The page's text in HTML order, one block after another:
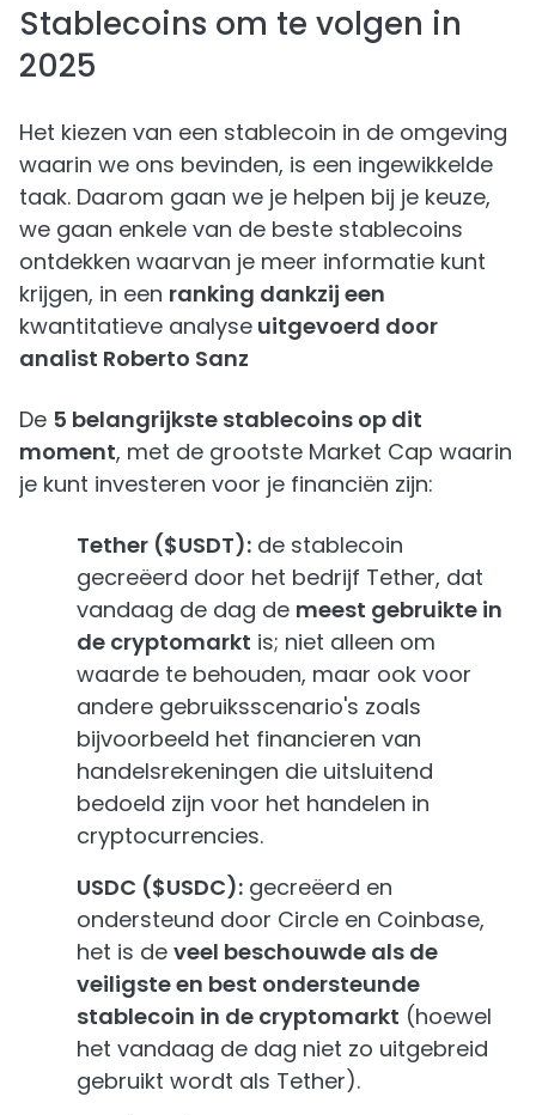
Stablecoins om te volgen in
2025
Het kiezen van een stablecoin in de omgeving
waarin we ons bevinden, is een ingewikkelde
taak. Daarom gaan we je helpen bij je keuze,
we gaan enkele van de beste stablecoins
ontdekken waarvan je meer informatie kunt
krijgen, in een ranking dankzij een
kwantitatieve analyse uitgevoerd door
analist Roberto Sanz
De 5 belangrijkste stablecoins op dit
moment, met de grootste Market Cap waarin
je kunt investeren voor je financiën zijn:
Tether ($USDT): de stablecoin
gecreëerd door het bedrijf Tether, dat
vandaag de dag de meest gebruikte in
de cryptomarkt is; niet alleen om
waarde te behouden, maar ook voor
andere gebruiksscenario's zoals
bijvoorbeeld het financieren van
handelsrekeningen die uitsluitend
bedoeld zijn voor het handelen in
cryptocurrencies.
USDC ($USDC): gecreëerd en
ondersteund door Circle en Coinbase,
het is de veel beschouwde als de
veiligste en best ondersteunde
stablecoin in de cryptomarkt (hoewel
het vandaag de dag niet zo uitgebreid
gebruikt wordt als Tether).